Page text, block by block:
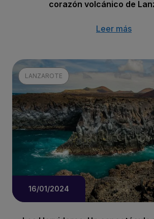
corazón volcánico de
Leer más
LANZAROTE
16/01/2024